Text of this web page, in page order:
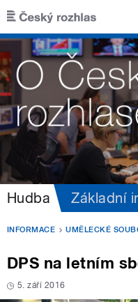
Přejít k hlavnímu obsahu
Hudba Základní
INFORMACE UMĚLECKÉ
DPS na letním
5. září 2016